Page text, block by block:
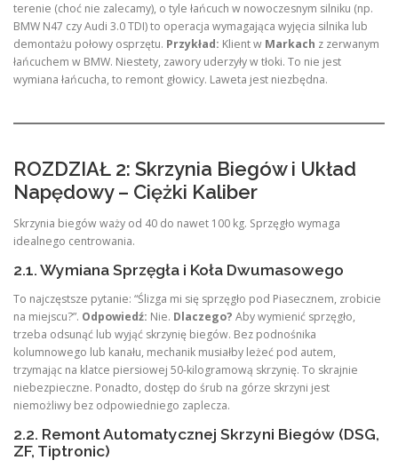
terenie (choć nie zalecamy), o tyle łańcuch w nowoczesnym silniku (np.
BMW N47 czy Audi 3.0 TDI) to operacja wymagająca wyjęcia silnika lub
demontażu połowy osprzętu. Przykład: Klient w Markach z zerwanym
łańcuchem w BMW. Niestety, zawory uderzyły w tłoki. To nie jest
wymiana łańcucha, to remont głowicy. Laweta jest niezbędna.
ROZDZIAŁ 2: Skrzynia Biegów i Układ
Napędowy – Ciężki Kaliber
Skrzynia biegów waży od 40 do nawet 100 kg. Sprzęgło wymaga
idealnego centrowania.
2.1. Wymiana Sprzęgła i Koła Dwumasowego
To najczęstsze pytanie: “Ślizga mi się sprzęgło pod Piasecznem, zrobicie
na miejscu?”. Odpowiedź: Nie. Dlaczego? Aby wymienić sprzęgło,
trzeba odsunąć lub wyjąć skrzynię biegów. Bez podnośnika
kolumnowego lub kanału, mechanik musiałby leżeć pod autem,
trzymając na klatce piersiowej 50-kilogramową skrzynię. To skrajnie
niebezpieczne. Ponadto, dostęp do śrub na górze skrzyni jest
niemożliwy bez odpowiedniego zaplecza.
2.2. Remont Automatycznej Skrzyni Biegów (DSG,
ZF, Tiptronic)